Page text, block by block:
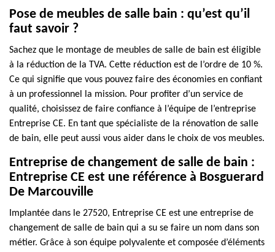
Pose de meubles de salle bain : qu’est qu’il
faut savoir ?
Sachez que le montage de meubles de salle de bain est éligible
à la réduction de la TVA. Cette réduction est de l’ordre de 10 %.
Ce qui signifie que vous pouvez faire des économies en confiant
à un professionnel la mission. Pour profiter d’un service de
qualité, choisissez de faire confiance à l’équipe de l’entreprise
Entreprise CE. En tant que spécialiste de la rénovation de salle
de bain, elle peut aussi vous aider dans le choix de vos meubles.
Entreprise de changement de salle de bain :
Entreprise CE est une référence à Bosguerard
De Marcouville
Implantée dans le 27520, Entreprise CE est une entreprise de
changement de salle de bain qui a su se faire un nom dans son
métier. Grâce à son équipe polyvalente et composée d’éléments